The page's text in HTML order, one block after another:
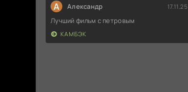
А Александр 17.11.25
Лучший фильм с петровым
КАМБЭК